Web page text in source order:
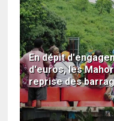
En dépit
d'euros, les
reprise des